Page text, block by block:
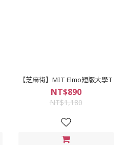
【芝麻街】MIT Elmo短版大學T
NT$890
NT$1,180